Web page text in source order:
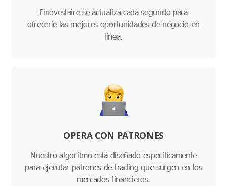
Finovestaire se actualiza cada segundo para
ofrecerle las mejores oportunidades de negocio en
línea.
OPERA CON PATRONES
Nuestro algoritmo está diseñado específicamente
para ejecutar patrones de trading que surgen en los
mercados financieros.